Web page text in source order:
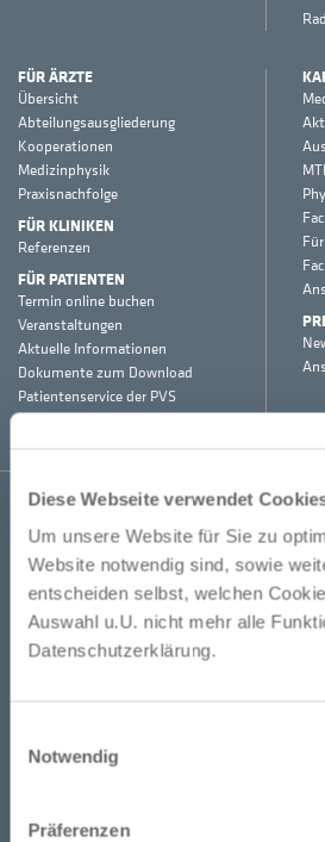
Diese Webseite verwendet
Um unsere Website für Sie zu
Website notwendig sind, sowie
entscheiden selbst, welchen
Auswahl u.U. nicht mehr alle
Datenschutzerklärung.
Notwendig
Präferenzen
FÜR ÄRZTE
Übersicht
Abteilungsausgliederung
Kooperationen
Medizinphysik
Praxisnachfolge
FÜR KLINIKEN
Referenzen
FÜR PATIENTEN
Termin online buchen
Veranstaltungen
Aktuelle Informationen
Dokumente zum Download
Patientenservice der PVS
Vollmachten
Kontakt Pressekontakt Datenschutz